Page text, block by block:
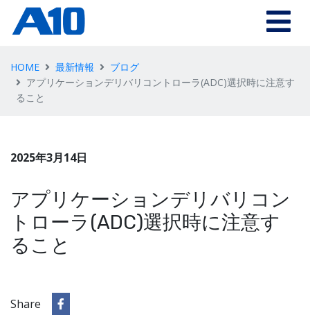
HOME 最新情報
ブログ
アプリケーションデリバリコントローラ(ADC)選択時に注意す
ること
2025年3月14日
アプリケーションデリバリコン
トローラ(ADC)選択時に注意す
ること
Share